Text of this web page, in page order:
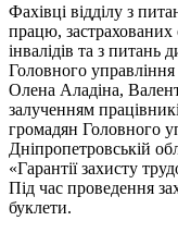
Фахівці відділу з
працю, застрахованих
інвалідів та з питань
Головного
Олена Аладіна,
залученням
громадян Головного
Дніпропетровській
«Гарантії захисту
Під час проведення
буклети.